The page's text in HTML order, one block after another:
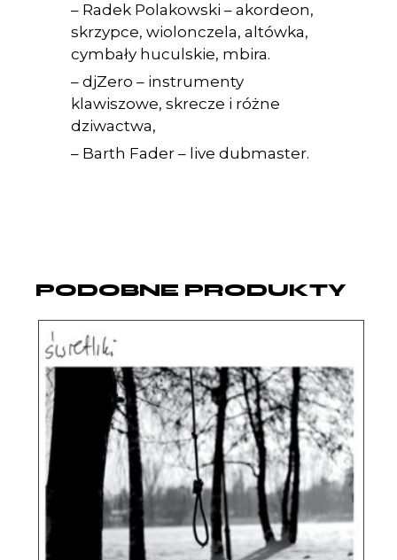
– Radek Polakowski – akordeon,
skrzypce, wiolonczela, altówka,
cymbały huculskie, mbira.
– djZero – instrumenty
klawiszowe, skrecze i różne
dziwactwa,
– Barth Fader – live dubmaster.
PODOBNE PRODUKTY